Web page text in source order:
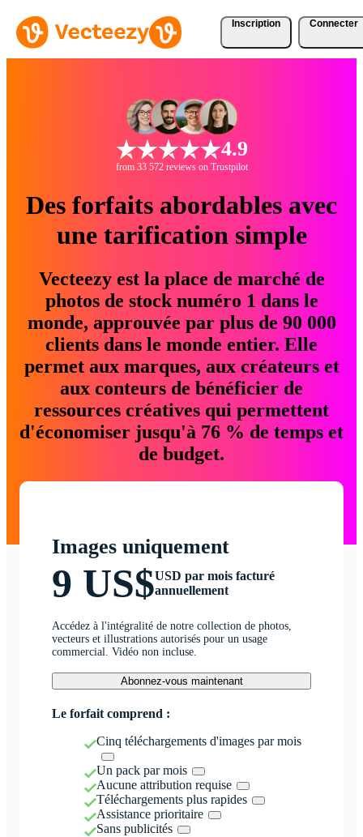
Inscription Connecter
4.9
from 33 572 reviews on Trustpilot
Des forfaits abordables avec
une tarification simple
Vecteezy est la place de marché de
photos de stock numéro 1 dans le
monde, approuvée par plus de 90 000
clients dans le monde entier. Elle
permet aux marques, aux créateurs et
aux conteurs de bénéficier de
ressources créatives qui permettent
d'économiser jusqu'à 76 % de temps et
de budget.
Images uniquement
9 US$USD par mois facturé
annuellement
Accédez à l'intégralité de notre collection de photos,
vecteurs et illustrations autorisés pour un usage
commercial. Vidéo non incluse.
Abonnez-vous maintenant
Le forfait comprend :
Cinq téléchargements d'images par mois
Un pack par mois
Aucune attribution requise
Téléchargements plus rapides
Assistance prioritaire
Sans publicités